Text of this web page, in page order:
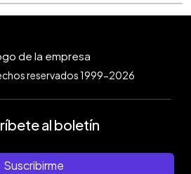
reservados 1999-2026
al boletín
Suscribirme